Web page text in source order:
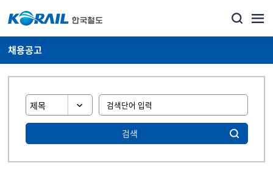
채용공고
검색